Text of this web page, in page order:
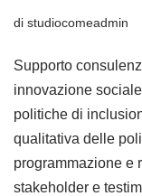
di studiocomeadmin
Supporto
innovazione
politiche di
qualitativa delle
programmazione e
stakeholder e